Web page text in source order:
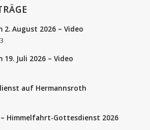
August 2026 – Video
Juli 2026 – Video
auf Hermannsroth
– Himmelfahrt-Gottesdienst 2026